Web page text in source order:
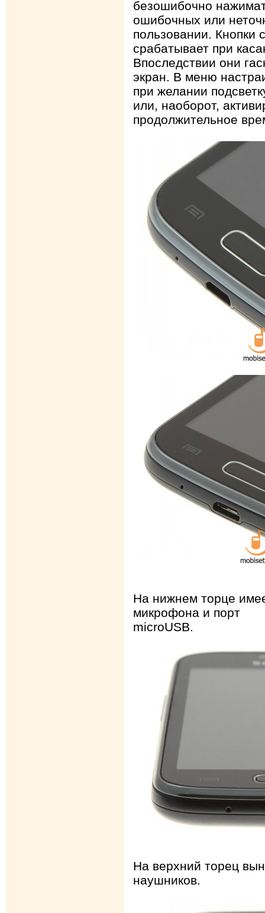
безошибочно
ошибочных или
пользовании. Кнопки
срабатывает при
Впоследствии они
экран. В меню
при желании
или, наоборот,
продолжительное
На нижнем торце
микрофона и порт
microUSB.
На верхний торец
наушников.